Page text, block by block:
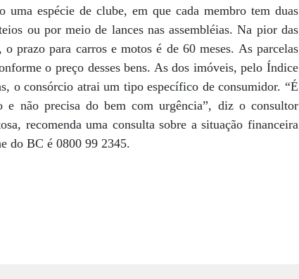
espécie de clube, em que cada membro tem duas
ou por meio de lances nas assembléias. Na pior das
prazo para carros e motos é de 60 meses. As parcelas
o preço desses bens. As dos imóveis, pelo Índice
o consórcio atrai um tipo específico de consumidor. “É
não precisa do bem com urgência”, diz o consultor
recomenda uma consulta sobre a situação financeira
do BC é 0800 99 2345.